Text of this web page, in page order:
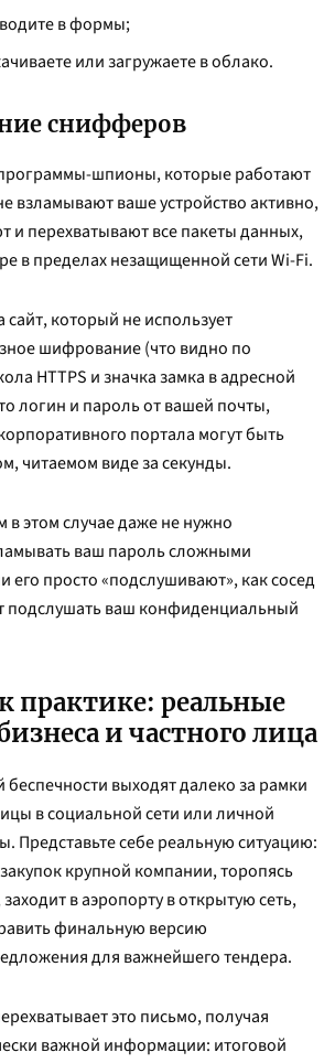
в формы;
или загружаете в облако.
снифферов
шпионы, которые работают
взламывают ваше устройство активно,
и перехватывают все пакеты данных,
в пределах незащищенной сети Wi-Fi.
сайт, который не использует
шифрование (что видно по
HTTPS и значка замка в адресной
логин и пароль от вашей почты,
портала могут быть
читаемом виде за секунды.
этом случае даже не нужно
ваш пароль сложными
его просто «подслушивают», как сосед
подслушать ваш конфиденциальный
практике: реальные
и частного лица
беспечности выходят далеко за рамки
в социальной сети или личной
Представьте себе реальную ситуацию:
крупной компании, торопясь
в аэропорту в открытую сеть,
финальную версию
для важнейшего тендера.
это письмо, получая
важной информации: итоговой